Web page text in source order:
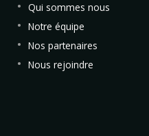
Qui sommes nous
Notre équipe
Nos partenaires
Nous rejoindre